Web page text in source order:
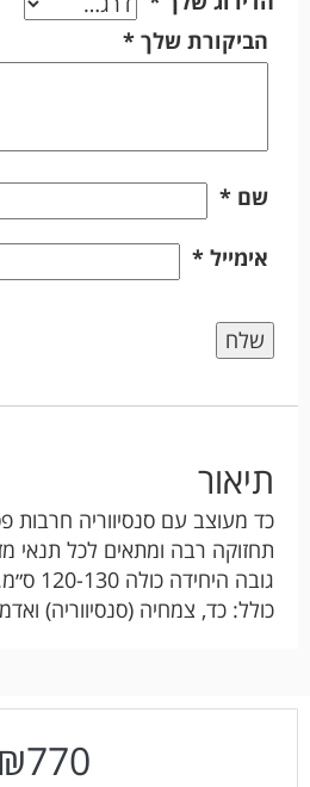
הביקורת שלך *
שם *
אימייל *
תיאור
כד מעוצב עם סנסיווריה חרבות
תחזוקה רבה ומתאים לכל תנאי
גובה היחידה כולה 120-130 ס״מ.
כולל: כד, צמחיה (סנסיווריה)
₪770